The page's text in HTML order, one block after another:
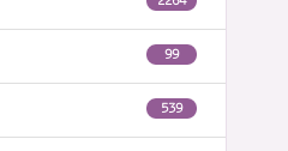
99
539